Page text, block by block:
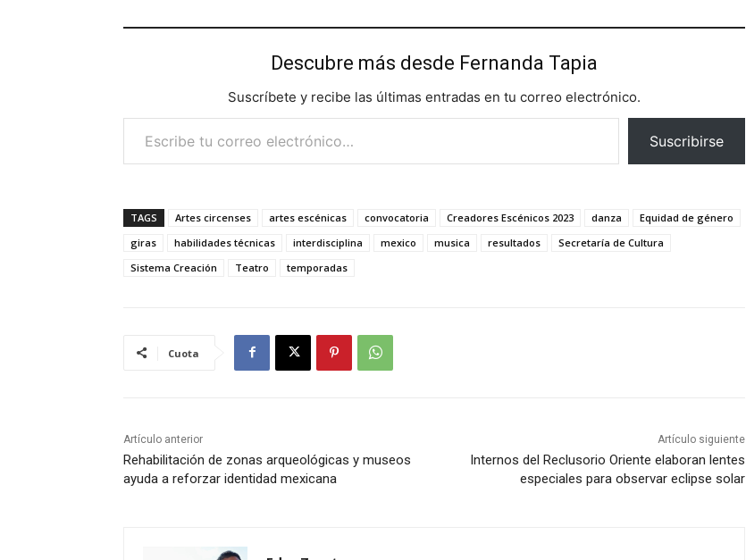
Descubre más desde Fernanda Tapia
Suscríbete y recibe las últimas entradas en tu correo electrónico.
Escribe tu correo electrónico…
Suscribirse
TAGS Artes circenses artes escénicas convocatoria Creadores Escénicos 2023 danza
Equidad de género
giras
habilidades técnicas interdisciplina mexico musica resultados
Secretaría de Cultura
Sistema Creación
Teatro temporadas
Cuota
Artículo anterior
Rehabilitación de zonas arqueológicas y museos
ayuda a reforzar identidad mexicana
Artículo siguiente
Internos del Reclusorio Oriente elaboran lentes
especiales para observar eclipse solar